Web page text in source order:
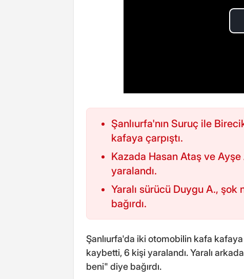
Şanlıurfa'nın Suruç ile
kafaya çarpıştı.
Kazada Hasan Ataş ve
yaralandı.
Yaralı sürücü Duygu A.,
bağırdı.
Şanlıurfa'da iki otomobilin kafa kafaya
kaybetti, 6 kişi yaralandı. Yaralı
beni" diye bağırdı.